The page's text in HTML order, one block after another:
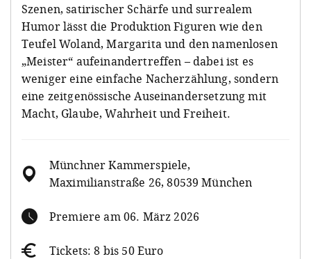
Szenen, satirischer Schärfe und surrealem
Humor lässt die Produktion Figuren wie den
Teufel Woland, Margarita und den namenlosen
„Meister“ aufeinandertreffen – dabei ist es
weniger eine einfache Nacherzählung, sondern
eine zeitgenössische Auseinandersetzung mit
Macht, Glaube, Wahrheit und Freiheit.
Münchner Kammerspiele,
Maximilianstraße 26, 80539 München
Premiere am 06. März 2026
Tickets: 8 bis 50 Euro